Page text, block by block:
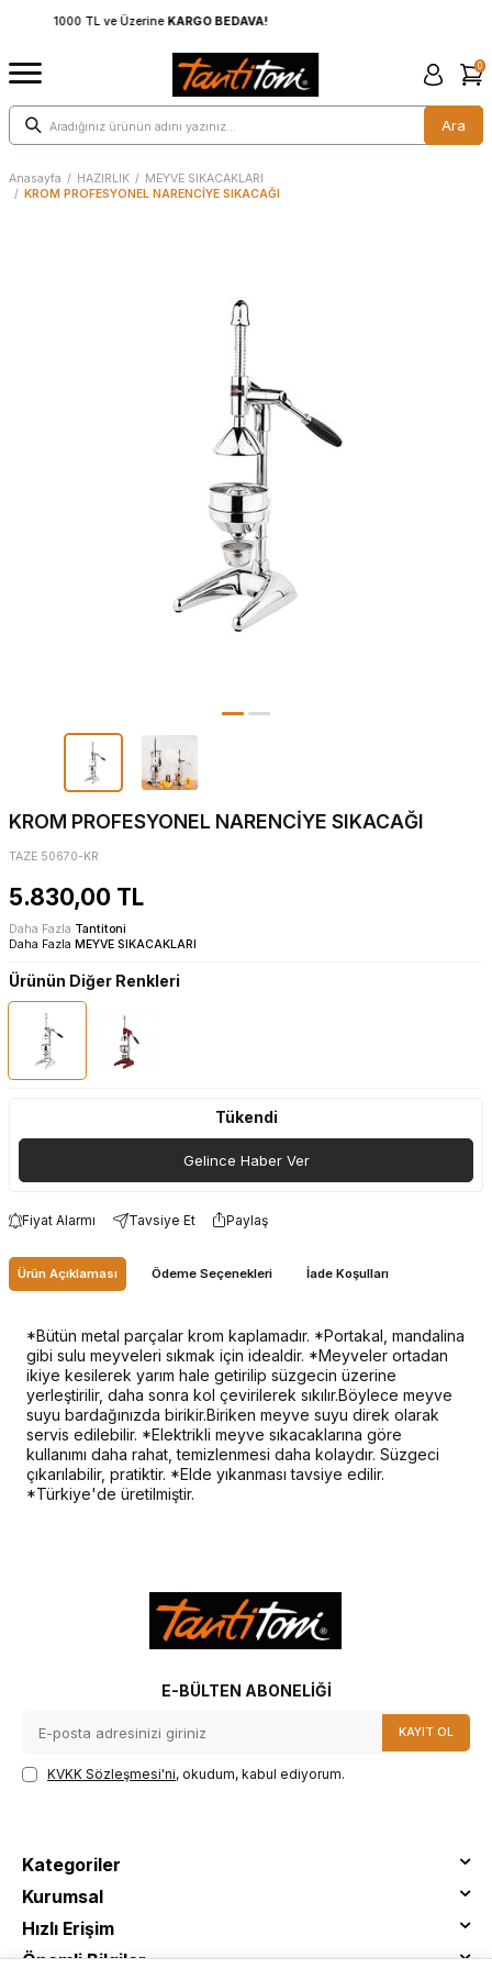
1000 TL ve Üzerine
Ara
0
Anasayfa / HAZIRLIK / MEYVE SIKACAKLARI
/ KROM PROFESYONEL NARENCİYE SIKACAĞI
KROM PROFESYONEL NARENCİYE SIKACAĞI
TAZE 50670-KR
5.830,00 TL
Daha Fazla Tantitoni
Daha Fazla MEYVE SIKACAKLARI
Ürünün Diğer Renkleri
Tükendi
Gelince Haber Ver
Fiyat Alarmı Tavsiye Et Paylaş
Ürün Açıklaması Ödeme Seçenekleri İade Koşulları
*Bütün metal parçalar krom kaplamadır. *Portakal, mandalina
gibi sulu meyveleri sıkmak için idealdir. *Meyveler ortadan
ikiye kesilerek yarım hale getirilip süzgecin üzerine
yerleştirilir, daha sonra kol çevirilerek sıkılır.Böylece meyve
suyu bardağınızda birikir.Biriken meyve suyu direk olarak
servis edilebilir. *Elektrikli meyve sıkacaklarına göre
kullanımı daha rahat, temizlenmesi daha kolaydır. Süzgeci
çıkarılabilir, pratiktir. *Elde yıkanması tavsiye edilir.
*Türkiye'de üretilmiştir.
E-BÜLTEN ABONELIĞI
KAYIT OL
KVKK Sözleşmesi'ni, okudum, kabul ediyorum.
Kategoriler
Kurumsal
Hızlı Erişim
Önemli Bilgiler